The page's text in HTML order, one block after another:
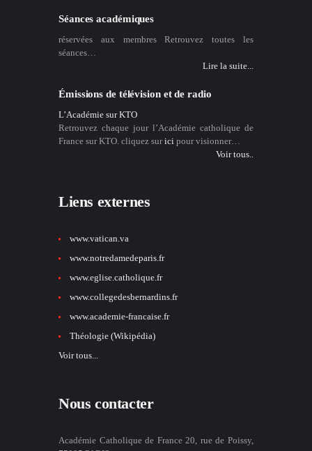
Séances académiques
réservées aux membres Retrouvez toutes les
séances…
Lire la suite...
Émissions de télévision et de radio
L’Académie sur KTO
Retrouvez chaque jour l’Académie catholique de
France sur KTO. cliquez surici pour visionner…
Voir tous..
Liens externes
www.vatican.va
www.notredamedeparis.fr
www.eglise.catholique.fr
www.collegedesbernardins.fr
www.academie-francaise.fr
Théologie (Wikipédia)
Voir tous...
Nous contacter
Académie Catholique de France 20, rue de Poissy,